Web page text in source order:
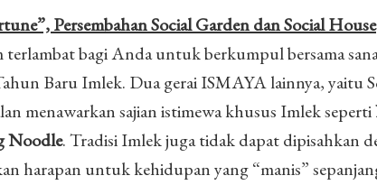
Persembahan Social Garden dan Social House
terlambat bagi Anda untuk berkumpul bersama
Baru Imlek. Dua gerai ISMAYA lainnya, yaitu
menawarkan sajian istimewa khusus Imlek seperti
Noodle. Tradisi Imlek juga tidak dapat dipisahkan
harapan untuk kehidupan yang “manis”